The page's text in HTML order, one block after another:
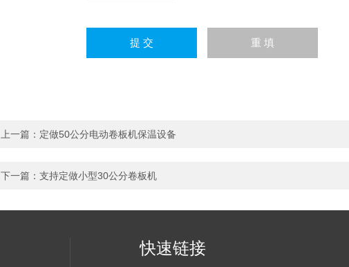
上一篇： 定做50公分电动卷板机保温设备
下一篇： 支持定做小型30公分卷板机
快速链接